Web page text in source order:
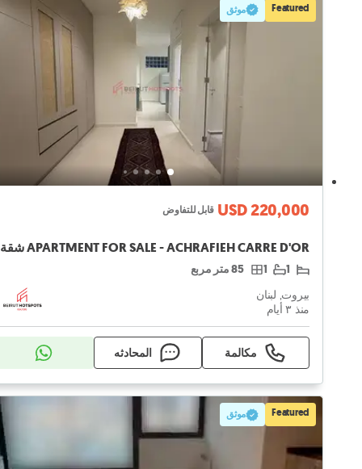
Featured موثق
USD 220,000 قابل للتفاوض
1
1 85 متر مربع
بيروت, لبنان
منذ ٣ أيام
مكالمة المحادثه
Featured موثق